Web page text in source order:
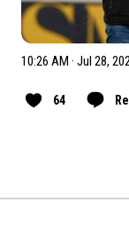
10:26 AM · Jul 28,
64